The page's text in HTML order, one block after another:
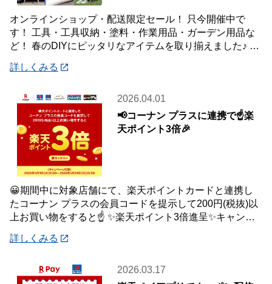
オンラインショップ・配送限定セール！ 只今開催中で
す！ 工具・工具収納・塗料・作業用品・ガーデン用品な
ど！ 春のDIYにピッタリなアイテムを取り揃えました♪ 商
詳しくみる
2026.04.01
📢コーナン プラスに連携で☝️楽
天ポイント3倍🎉
😀期間中に対象店舗にて、楽天ポイントカードと連携し
たコーナン プラスの会員コードを提示して200円(税抜)以
上お買い物をすると☝️ ✨楽天ポイント3倍進呈✨キャンペ
詳しくみる
2026.03.17